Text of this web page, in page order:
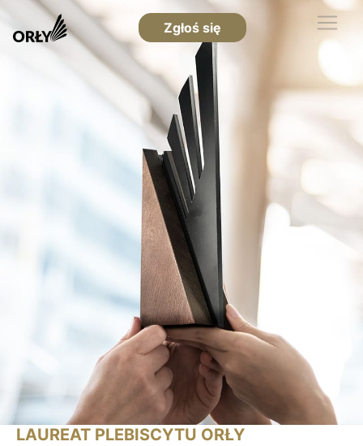
Zgłoś się
LAUREAT PLEBISCYTU ORŁY